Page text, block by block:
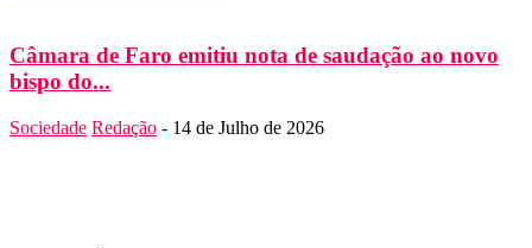
Câmara de Faro emitiu nota de saudação ao novo
bispo do...
Sociedade Redação - 14 de Julho de 2026